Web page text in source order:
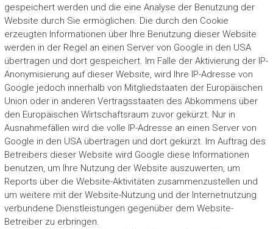
gespeichert werden und die eine Analyse der Benutzung der
Website durch Sie ermöglichen. Die durch den Cookie
erzeugten Informationen über Ihre Benutzung dieser Website
werden in der Regel an einen Server von Google in den USA
übertragen und dort gespeichert. Im Falle der Aktivierung der IP-
Anonymisierung auf dieser Website, wird Ihre IP-Adresse von
Google jedoch innerhalb von Mitgliedstaaten der Europäischen
Union oder in anderen Vertragsstaaten des Abkommens über
den Europäischen Wirtschaftsraum zuvor gekürzt. Nur in
Ausnahmefällen wird die volle IP-Adresse an einen Server von
Google in den USA übertragen und dort gekürzt. Im Auftrag des
Betreibers dieser Website wird Google diese Informationen
benutzen, um Ihre Nutzung der Website auszuwerten, um
Reports über die Website-Aktivitäten zusammenzustellen und
um weitere mit der Website-Nutzung und der Internetnutzung
verbundene Dienstleistungen gegenüber dem Website-
Betreiber zu erbringen.